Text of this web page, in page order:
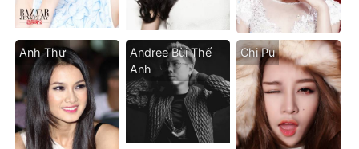
Anh Thư
Andree Bùi Thế
Anh
Chi Pu